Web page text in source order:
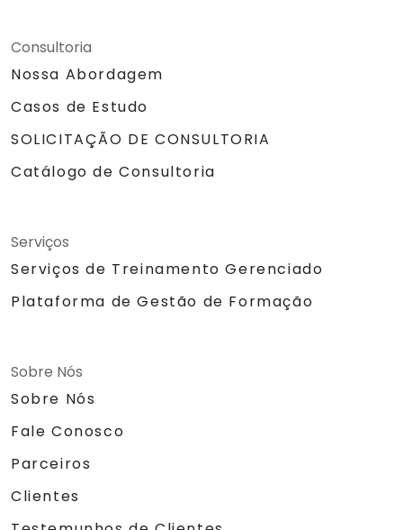
Consultoria
Nossa Abordagem
Casos de Estudo
SOLICITAÇÃO DE CONSULTORIA
Catálogo de Consultoria
Serviços
Serviços de Treinamento Gerenciado
Plataforma de Gestão de Formação
Sobre Nós
Sobre Nós
Fale Conosco
Parceiros
Clientes